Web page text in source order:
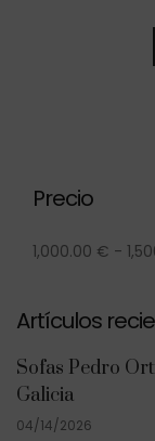
Precio
1,000.00 € -
Artículos
Sofas Pedro
Galicia
04/14/2026